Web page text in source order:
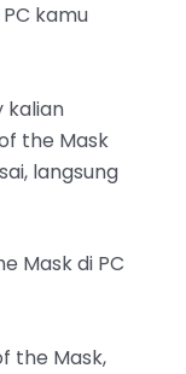
kamu
kalian
the Mask
langsung
Mask di PC
the Mask,